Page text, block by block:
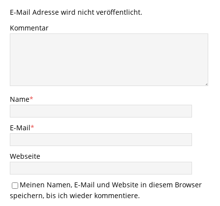
E-Mail Adresse wird nicht veröffentlicht.
Kommentar
Name*
E-Mail*
Webseite
Meinen Namen, E-Mail und Website in diesem Browser
speichern, bis ich wieder kommentiere.